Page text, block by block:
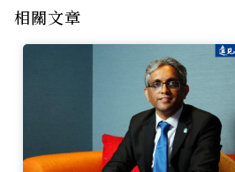
相關文章